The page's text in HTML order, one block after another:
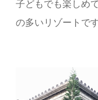
子どもでも楽しめ
の多いリゾートです